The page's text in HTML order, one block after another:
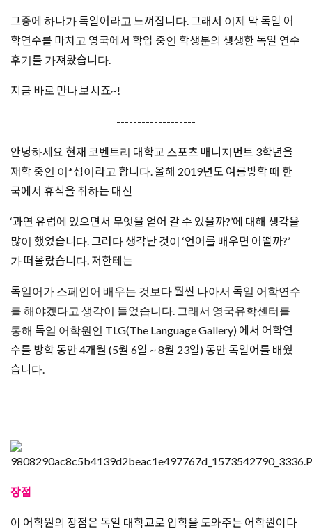
​그중에 하나가 독일어라고 느껴집니다. 그래서 이제 막 독일 어
학연수를 마치고 영국에서 학업 중인 학생분의 생생한 독일 연수
후기를 가져왔습니다.
지금 바로 만나 보시죠~!
-------------------
안녕하세요 현재 코벤트리 대학교 스포츠 매니지먼트 3학년을
재학 중인 이*섭이라고 합니다. 올해 2019년도 여름방학 때 한
국에서 휴식을 취하는 대신
‘과연 유럽에 있으면서 무엇을 얻어 갈 수 있을까?’에 대해 생각을
많이 했었습니다. 그러다 생각난 것이 ‘언어를 배우면 어떨까?’
가 떠올랐습니다. 저한테는
독일어가 스페인어 배우는 것보다 훨씬 나아서 독일 어학연수
를 해야겠다고 생각이 들었습니다. 그래서 영국유학센터를
통해 독일 어학원인 TLG(The Language Gallery) 에서 어학연
수를 방학 동안 4개월 (5월 6일 ~ 8월 23일) 동안 독일어를 배웠
습니다.
장점
이 어학원의 장점은 독일 대학교로 입학을 도와주는 어학원이다